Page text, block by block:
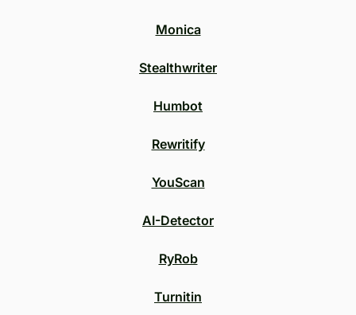
Monica
Stealthwriter
Humbot
Rewritify
YouScan
AI-Detector
RyRob
Turnitin